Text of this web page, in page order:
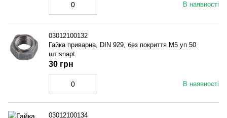
В наявності
03012100132
Гайка приварна, DIN 929, без покриття M5 уп 50
шт snapt
В наявності
30 грн
03012100134